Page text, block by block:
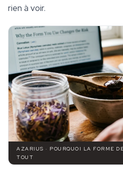
rien à voir.
AZARIUS · POURQUOI LA FORME
TOUT